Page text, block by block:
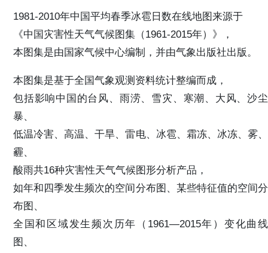
1981-2010年中国平均春季冰雹日数在线地图来源于
《中国灾害性天气气候图集（1961-2015年）》，
本图集是由国家气候中心编制，并由气象出版社出版。
本图集是基于全国气象观测资料统计整编而成，
包括影响中国的台风、雨涝、雪灾、寒潮、大风、沙尘
暴、
低温冷害、高温、干旱、雷电、冰雹、霜冻、冰冻、雾、
霾、
酸雨共16种灾害性天气气候图形分析产品，
如年和四季发生频次的空间分布图、某些特征值的空间分
布图、
全国和区域发生频次历年（1961—2015年）变化曲线
图、